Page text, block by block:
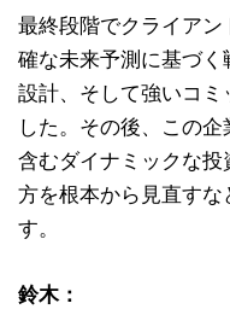
最終段階でクライア
確な未来予測に基づ
設計、そして強いコ
した。その後、この
含むダイナミックな投
方を根本から見直すな
す。
鈴木：